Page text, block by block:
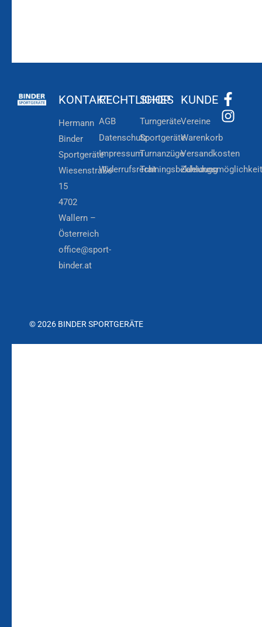
KONTAKT
Hermann
Binder
Sportgeräte
Wiesenstraße
15
4702
Wallern –
Österreich
office@sport-
binder.at
RECHTLICHES
AGB
Datenschutz
Impressum
Widerrufsrecht
SHOP
Turngeräte
Sportgeräte
Turnanzüge
Trainingsbekleidung
KUNDE
Vereine
Warenkorb
Versandkosten
© 2026 BINDER SPORTGERÄTE